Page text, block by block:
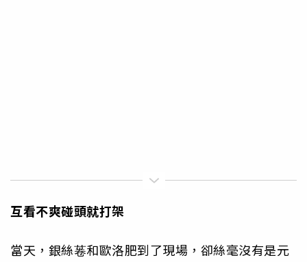
互看不爽碰頭就打架
當天，銀絲菤和歐洛肥到了現場，卻絲毫沒有是元